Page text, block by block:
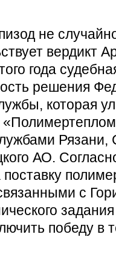
не
вердикт
года
решения
которая
Рязани,
АО.
поставку
с
победу в